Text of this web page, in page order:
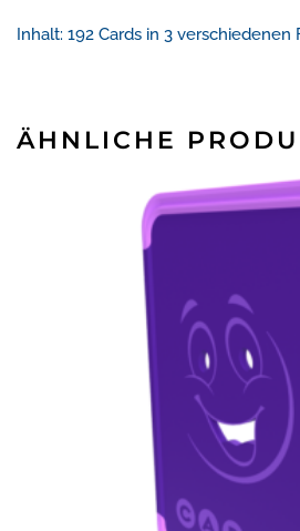
Inhalt: 192 Cards in 3 verschiedenen
ÄHNLICHE